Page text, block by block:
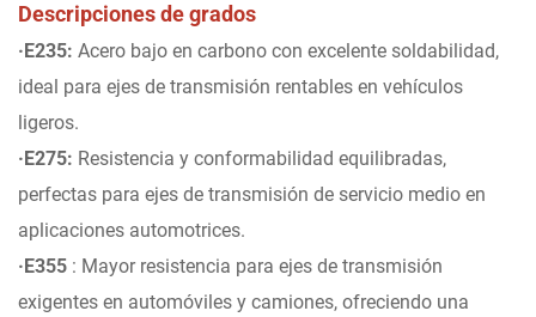
Descripciones de grados
·E235: Acero bajo en carbono con excelente soldabilidad,
ideal para ejes de transmisión rentables en vehículos
ligeros.
·E275: Resistencia y conformabilidad equilibradas,
perfectas para ejes de transmisión de servicio medio en
aplicaciones automotrices.
·E355 : Mayor resistencia para ejes de transmisión
exigentes en automóviles y camiones, ofreciendo una